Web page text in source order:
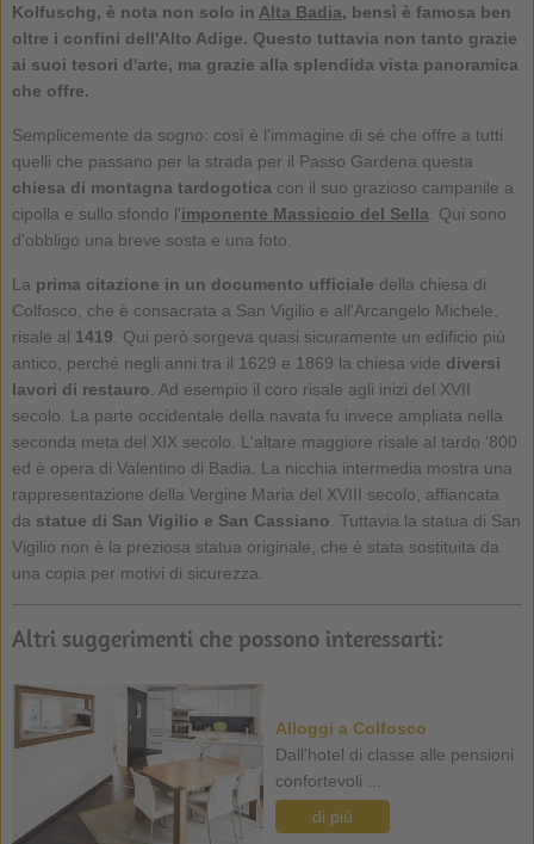
Kolfuschg, è nota non solo in Alta Badia, bensì è famosa ben
oltre i confini dell'Alto Adige. Questo tuttavia non tanto grazie
ai suoi tesori d'arte, ma grazie alla splendida vista panoramica
che offre.
Semplicemente da sogno: così è l'immagine di sé che offre a tutti
quelli che passano per la strada per il Passo Gardena questa
chiesa di montagna tardogotica con il suo grazioso campanile a
cipolla e sullo sfondo l'imponente Massiccio del Sella . Qui sono
d'obbligo una breve sosta e una foto.
La prima citazione in un documento ufficiale della chiesa di
Colfosco, che è consacrata a San Vigilio e all'Arcangelo Michele,
risale al 1419 . Qui però sorgeva quasi sicuramente un edificio più
antico, perché negli anni tra il 1629 e 1869 la chiesa vide diversi
lavori di restauro . Ad esempio il coro risale agli inizi del XVII
secolo. La parte occidentale della navata fu invece ampliata nella
seconda meta del XIX secolo. L'altare maggiore risale al tardo ‘800
ed è opera di Valentino di Badia. La nicchia intermedia mostra una
rappresentazione della Vergine Maria del XVIII secolo, affiancata
da statue di San Vigilio e San Cassiano . Tuttavia la statua di San
Vigilio non è la preziosa statua originale, che è stata sostituita da
una copia per motivi di sicurezza.
Altri suggerimenti che possono interessarti:
Alloggi a Colfosco
Dall'hotel di classe alle pensioni
confortevoli ...
di più